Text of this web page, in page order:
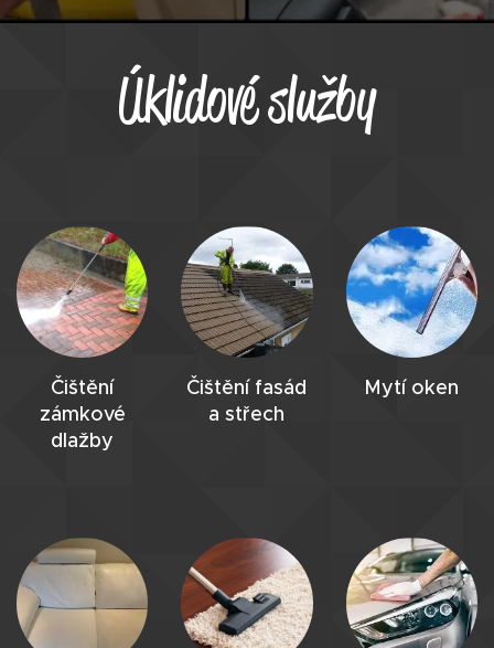
Úklidové služby
Čištění
zámkové
dlažby
Čištění fasád
a střech
Mytí oken